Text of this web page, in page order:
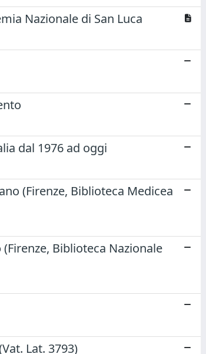
Nazionale di San Luca
dal 1976 ad oggi
(Firenze, Biblioteca Medicea
Biblioteca Nazionale
Lat. 3793)